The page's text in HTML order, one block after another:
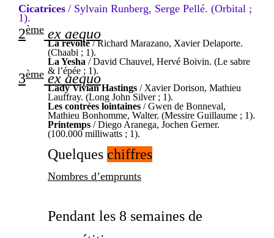
Cicatrices / Sylvain Runberg, Serge Pellé. (Orbital ;
1).
2ème ex aequo
La révolte/ Richard Marazano, Xavier Delaporte.
(Chaabi ; 1).
La Yesha / David Chauvel, Hervé Boivin. (Le sabre
& l’épée ; 1).
3ème ex aequo
Lady Vivian Hastings / Xavier Dorison, Mathieu
Lauffray. (Long John Silver ; 1).
Les contrées lointaines / Gwen de Bonneval,
Mathieu Bonhomme, Walter. (Messire Guillaume ; 1).
Printemps / Diego Aranega, Jochen Gerner.
(100.000 milliwatts ; 1).
Quelques chiffres
Nombres d’emprunts
Pendant les 8 semaines de